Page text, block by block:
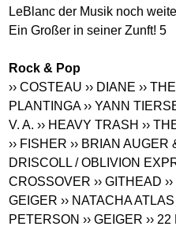
LeBlanc der Musik noch
Ein Großer in seiner Zunft! 5
Rock & Pop
›› COSTEAU ›› DIANE ››
PLANTINGA ›› YANN
V. A. ›› HEAVY TRASH ››
›› FISHER ›› BRIAN
DRISCOLL / OBLIVION
CROSSOVER ›› GITHEAD
GEIGER ›› NATACHA ATLAS
PETERSON ›› GEIGER ››